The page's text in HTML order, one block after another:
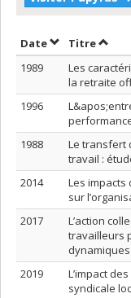
DateTrier par date
TitreTrier
1989
Les
la retraite
1996
1988
Le transfert
travail :
2014
Les
sur
2017
L’action
travailleurs
2019
L’impact
syndicale